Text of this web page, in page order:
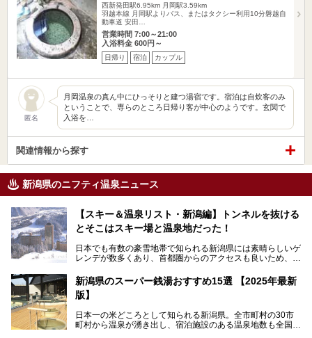
西新発田駅6.95km 月岡駅3.59km
羽越本線 月岡駅よりバス、またはタクシー利用10分磐越自
動車道 安田…
営業時間 7:00～21:00
入浴料金 600円～
日帰り 宿泊 カップル
匿名
月岡温泉の真ん中にひっそりと建つ湯宿です。宿泊は自炊客のみ
ということで、専らのところ日帰り客が中心のようです。玄関で
入浴を…
関連情報から探す
新潟県のニフティ温泉ニュース
【スキー＆温泉リスト・新潟編】トンネルを抜ける
とそこはスキー場と温泉地だった！
日本でも有数の豪雪地帯で知られる新潟県には素晴らしいゲ
レンデが数多くあり、首都圏からのアクセスも良いため、関
た全域にわたって月岡、赤倉、松之山、燕、妙高、岩室など
など、古くは文豪にも愛された歴史ある老舗温泉地が多いこ
とで知られています。
めに訪れたい、新潟県内にあるスキー場そばの温泉地をまと
めました。
新潟県のスーパー銭湯おすすめ15選 【2025年最新
版】
日本一の米どころとして知られる新潟県。全市町村の30市
町村から温泉が湧き出し、宿泊施設のある温泉地数も全国有